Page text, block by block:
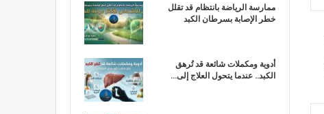
ممارسة الرياضة بانتظام قد تقلل
خطر الإصابة بسرطان الكبد
أدوية ومكملات شائعة قد تُرهق
الكبد.. عندما يتحول العلاج إلى…